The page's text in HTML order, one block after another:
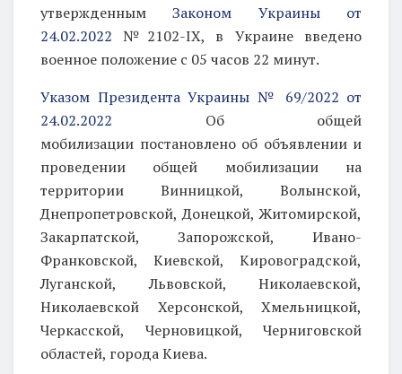
утвержденнымЗаконом Украины от
24.02.2022 №2102-IX, в Украине введено
военное положение с 05 часов 22 минут.
Указом Президента Украины № 69/2022 от
24.02.2022
Об общей
мобилизации постановлено об объявлении и
проведении общей мобилизации на
территории Винницкой, Волынской,
Днепропетровской, Донецкой, Житомирской,
Закарпатской, Запорожской, Ивано-
Франковской, Киевской, Кировоградской,
Луганской, Львовской, Николаевской,
Николаевской Херсонской, Хмельницкой,
Черкасской, Черновицкой, Черниговской
областей, города Киева.